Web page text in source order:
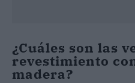
¿Cuáles son las
revestimiento
madera?